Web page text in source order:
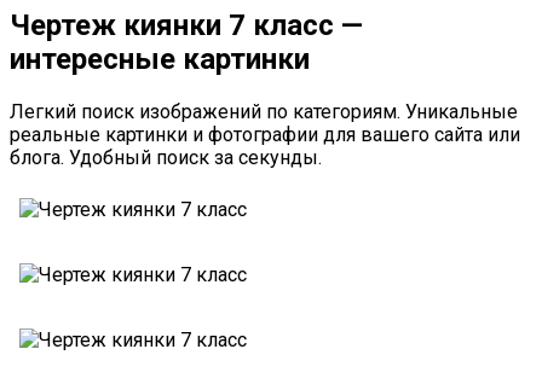
Чертеж киянки 7 класс —
интересные картинки
Легкий поиск изображений по категориям. Уникальные
реальные картинки и фотографии для вашего сайта или
блога. Удобный поиск за секунды.